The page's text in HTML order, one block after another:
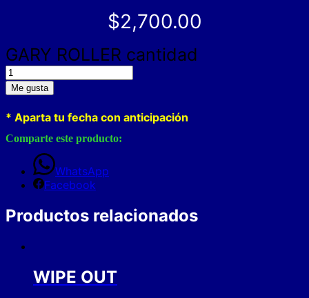
$2,700.00
GARY ROLLER cantidad
Me gusta
* Aparta tu fecha con anticipación
Comparte este producto:
WhatsApp
Facebook
Productos relacionados
WIPE OUT